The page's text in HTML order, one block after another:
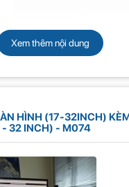
Xem thêm nội dung
HÌNH (17-32INCH)
- 32 INCH) - M074